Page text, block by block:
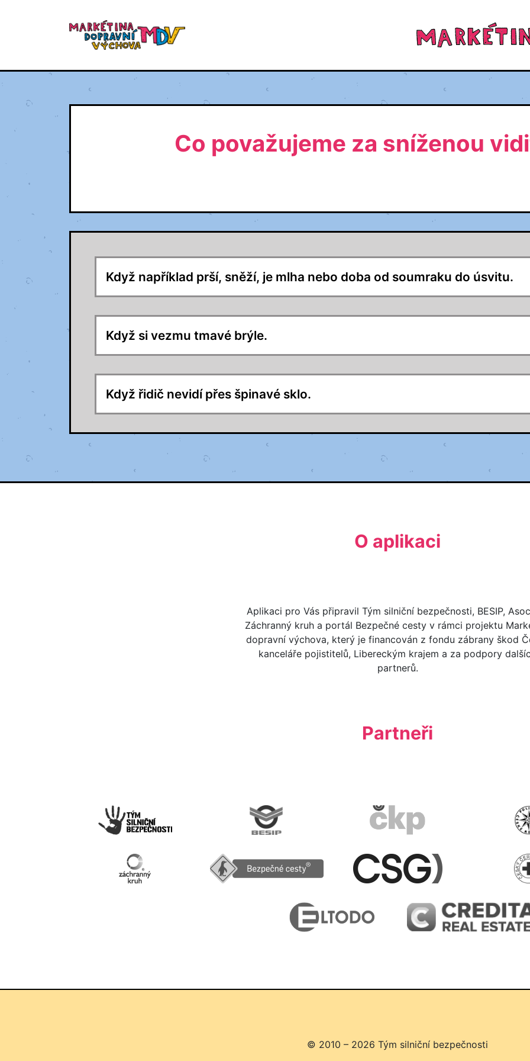
Co považujeme za sníženou
Když například prší, sněží, je mlha nebo doba od soumraku do úsvitu.
Když si vezmu tmavé brýle.
Když řidič nevidí přes špinavé sklo.
O aplikaci
Aplikaci pro Vás připravil Tým silniční bezpečnosti, BESIP,
Záchranný kruh a portál Bezpečné cesty v rámci projektu
dopravní výchova, který je financován z fondu zábrany škod
kanceláře pojistitelů, Libereckým krajem a za podpory
partnerů.
Partneři
© 2010 – 2026 Tým silniční bezpečnosti